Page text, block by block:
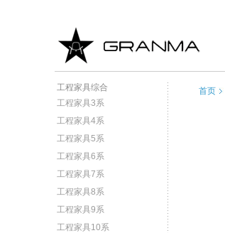
工程家具综合
工程家具3系
工程家具4系
工程家具5系
工程家具6系
工程家具7系
工程家具8系
工程家具9系
工程家具10系
首页